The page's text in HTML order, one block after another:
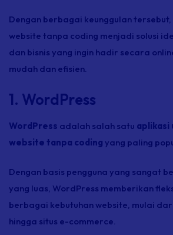
Dengan berbagai keunggulan
website tanpa coding menjadi solusi
dan bisnis yang ingin hadir secara
mudah dan efisien.
1. WordPress
WordPress adalah salah satu aplikasi
website tanpa coding yang paling
Dengan basis pengguna yang sangat
yang luas, WordPress memberikan
berbagai kebutuhan website, mulai
hingga situs e-commerce.